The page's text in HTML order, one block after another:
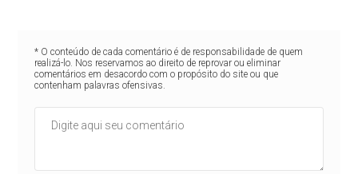
* O conteúdo de cada comentário é de responsabilidade de quem
realizá-lo. Nos reservamos ao direito de reprovar ou eliminar
comentários em desacordo com o propósito do site ou que
contenham palavras ofensivas.